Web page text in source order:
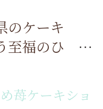
のケーキ
至福のひ
苺ケーキショ